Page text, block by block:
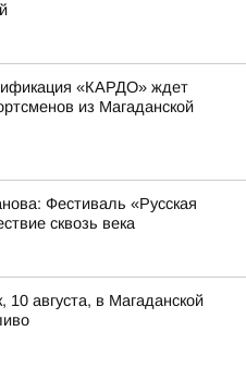
«КАРДО» ждет
из Магаданской
Фестиваль «Русская
сквозь века
10 августа, в Магаданской